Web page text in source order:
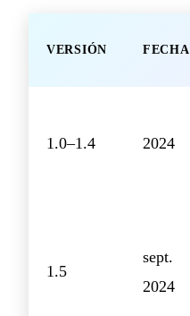
VERSIÓN FECHA
1.0–1.4 2024
1.5
sept.
2024